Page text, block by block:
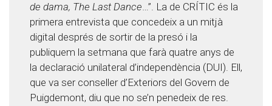
de dama, The Last Dance…”. La de CRÍTIC és la
primera entrevista que concedeix a un mitjà
digital després de sortir de la presó i la
publiquem la setmana que farà quatre anys de
la declaració unilateral d’independència (DUI). Ell,
que va ser conseller d’Exteriors del Govern de
Puigdemont, diu que no se’n penedeix de res.